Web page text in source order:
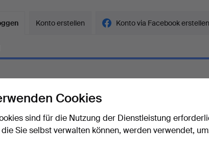
Konto erstellen Konto via Facebook erstellen
vergessen?
Cookies
sind für die Nutzung der Dienstleistung
Sie selbst verwalten können, werden verwendet,